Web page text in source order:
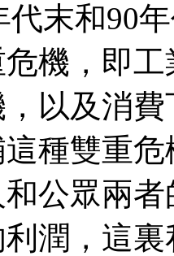
代末和90
機，即
以及消
種雙重
公眾兩
潤，這